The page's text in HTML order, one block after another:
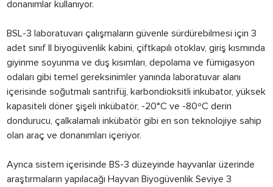
donanımlar kullanıyor.
BSL-3 laboratuvarı çalışmaların güvenle sürdürebilmesi için 3
adet sınıf II biyogüvenlik kabini, çiftkapılı otoklav, giriş kısmında
giyinme soyunma ve duş kısımları, depolama ve fümigasyon
odaları gibi temel gereksinimler yanında laboratuvar alanı
içerisinde soğutmalı santrifüj, karbondioksitli inkubator, yüksek
kapasiteli döner şişeli inkübatör, -20°C ve -80ºC derin
dondurucu, çalkalamalı inkübatör gibi en son teknolojiye sahip
olan araç ve donanımları içeriyor.
Ayrıca sistem içerisinde BS-3 düzeyinde hayvanlar üzerinde
araştırmaların yapılacağı Hayvan Biyogüvenlik Seviye 3